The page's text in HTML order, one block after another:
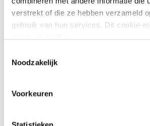
verstrekt of die ze hebben verzameld
gebruik van hun services. Dit cookie-
Noodzakelijk
Voorkeuren
Steun aan publieke
verschillende DAEB
mogelijkheden
Bij compensatiesteun aan publieke
DAEB-Kaderregeling niet van
. Derhalve
aan publieke omroepen onder
minimisverordening of op het DAEB-